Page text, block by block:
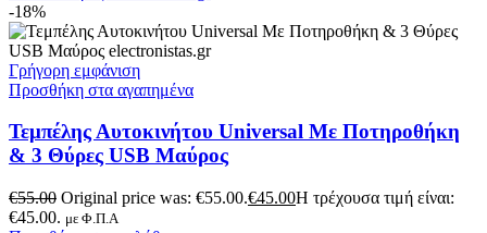
-18%
Γρήγορη εμφάνιση
Προσθήκη στα αγαπημένα
Τεμπέλης Αυτοκινήτου Universal Με Ποτηροθήκη
& 3 Θύρες USB Μαύρος
€55.00 Original price was: €55.00.€45.00Η τρέχουσα τιμή είναι:
€45.00. με Φ.Π.Α